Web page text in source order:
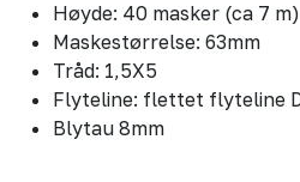
Høyde: 40 masker (ca 7 m)
Maskestørrelse: 63mm
Tråd: 1,5X5
Flyteline: flettet flyteline
Blytau 8mm